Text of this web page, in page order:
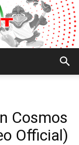
Cosmos
Official)